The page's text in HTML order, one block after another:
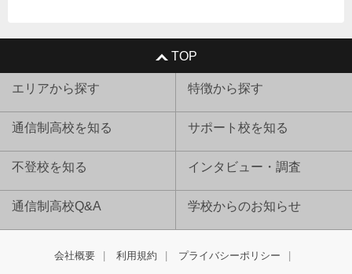
TOP
エリアから探す 特徴から探す
通信制高校を知る サポート校を知る
不登校を知る インタビュー・調査
通信制高校Q&A 学校からのお知らせ
会社概要 利用規約 プライバシーポリシー